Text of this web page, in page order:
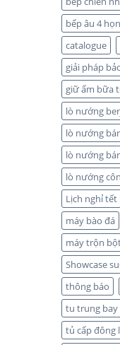
bếp âu 4
catalogue
giải pháp
giữ ấm bữa
lò nướng
lò nướng
lò nướng
lò nướng
Lịch nghỉ tết
máy bào đá
máy trộn
Showcase
thông báo
tu trung bay
tủ cấp đông